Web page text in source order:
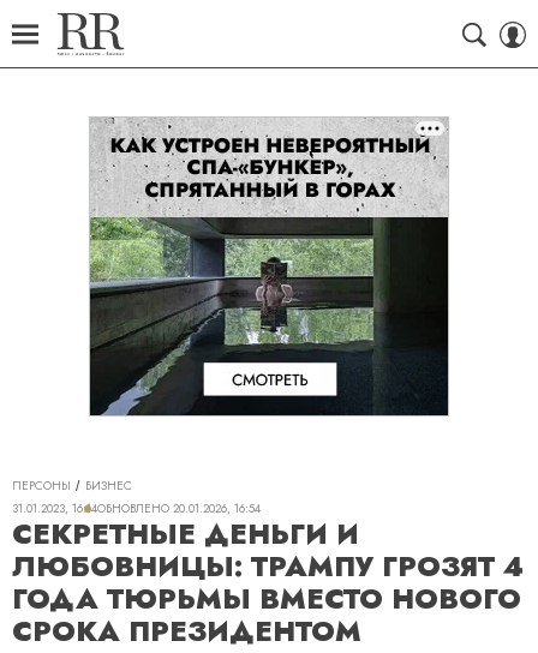
ПЕРСОНЫ
БИЗНЕС
31.01.2023, 16:14ОБНОВЛЕНО 20.01.2026, 16:54
СЕКРЕТНЫЕ ДЕНЬГИ И
ЛЮБОВНИЦЫ: ТРАМПУ ГРОЗЯТ 4
ГОДА ТЮРЬМЫ ВМЕСТО НОВОГО
СРОКА ПРЕЗИДЕНТОМ